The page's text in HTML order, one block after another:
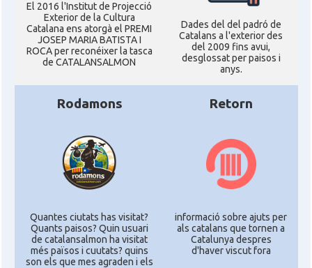
El 2016 l'Institut de Projecció
Exterior de la Cultura
Catalana ens atorgà el PREMI
JOSEP MARIA BATISTA I
ROCA per reconéixer la tasca
de CATALANSALMON
Dades del del padró de
Catalans a l'exterior des
del 2009 fins avui,
desglossat per paisos i
anys.
Rodamons
Quantes ciutats has visitat?
Quants paisos? Quin usuari
de catalansalmon ha visitat
més països i cuutats? quins
son els que mes agraden i els
Retorn
informació sobre ajuts per
als catalans que tornen a
Catalunya despres
d'haver viscut fora